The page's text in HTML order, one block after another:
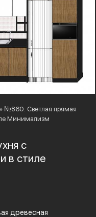
№860. Светлая прямая
Минимализм
с
в стиле
древесная